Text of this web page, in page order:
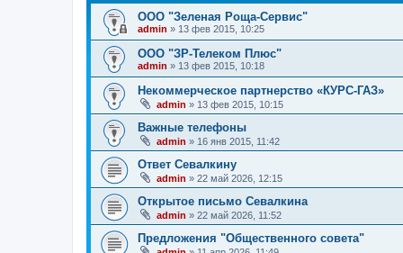
ООО "Зеленая Роща-Сервис"
admin » 13 фев 2015, 10:25
ООО "ЗР-Телеком Плюс"
admin » 13 фев 2015, 10:18
Некоммерческое партнерство «КУРС-ГАЗ»
admin » 13 фев 2015, 10:15
Важные телефоны
admin » 16 янв 2015, 11:42
Ответ Севалкину
admin » 22 май 2026, 12:15
Открытое письмо Севалкина
admin » 22 май 2026, 11:52
Предложения "Общественного совета"